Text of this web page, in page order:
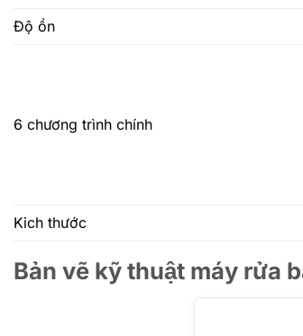
Độ ồn
6 chương trình chính
Kich thước
Bản vẽ kỹ thuật máy rửa